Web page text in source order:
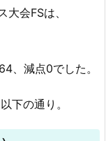
会FSは、
、減点0でした。
下の通り。